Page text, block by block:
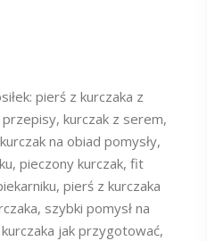
pierś z kurczaka z
kurczak z serem,
na obiad pomysły,
pieczony kurczak, fit
pierś z kurczaka
szybki pomysł na
jak przygotować,